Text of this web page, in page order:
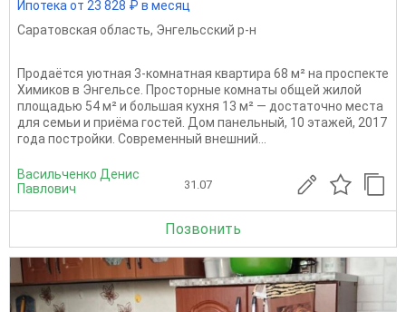
Ипотека от 23 828 ₽ в месяц
Саратовская область, Энгельсский р-н
Продаётся уютная 3-комнатная квартира 68 м² на проспекте
Химиков в Энгельсе. Просторные комнаты общей жилой
площадью 54 м² и большая кухня 13 м² — достаточно места
для семьи и приёма гостей. Дом панельный, 10 этажей, 2017
года постройки. Современный внешний...
Васильченко Денис
Павлович
31.07
Позвонить